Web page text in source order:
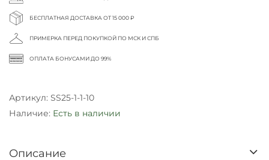
БЕСПЛАТНАЯ ДОСТАВКА ОТ 15 000 ₽
ПРИМЕРКА ПЕРЕД ПОКУПКОЙ ПО МСК И СПБ
ОПЛАТА БОНУСАМИ ДО 99%
Артикул: SS25-1-1-10
Наличие: Есть в наличии
Описание